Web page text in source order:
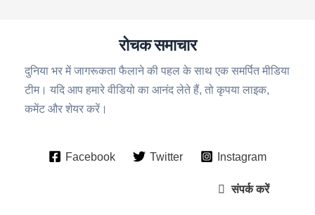
रोचक समाचार
दुनिया भर में जागरूकता फैलाने की पहल के साथ एक समर्पित मीडिया
टीम। यदि आप हमारे वीडियो का आनंद लेते हैं, तो कृपया लाइक,
कमेंट और शेयर करें।
Facebook Twitter Instagram
संपर्क करें